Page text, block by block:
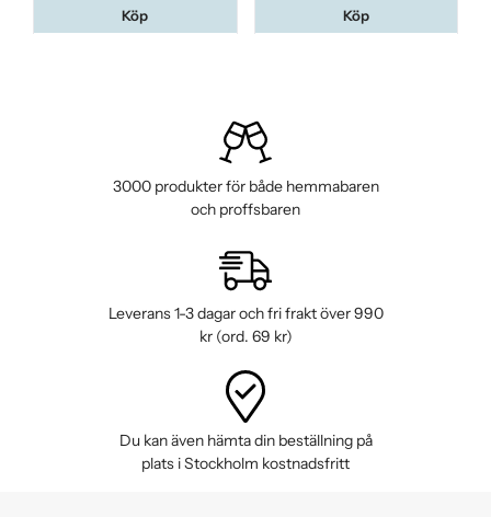
Köp Köp
3000 produkter för både hemmabaren
och proffsbaren
Leverans 1-3 dagar och fri frakt över 990
kr (ord. 69 kr)
Du kan även hämta din beställning på
plats i Stockholm kostnadsfritt